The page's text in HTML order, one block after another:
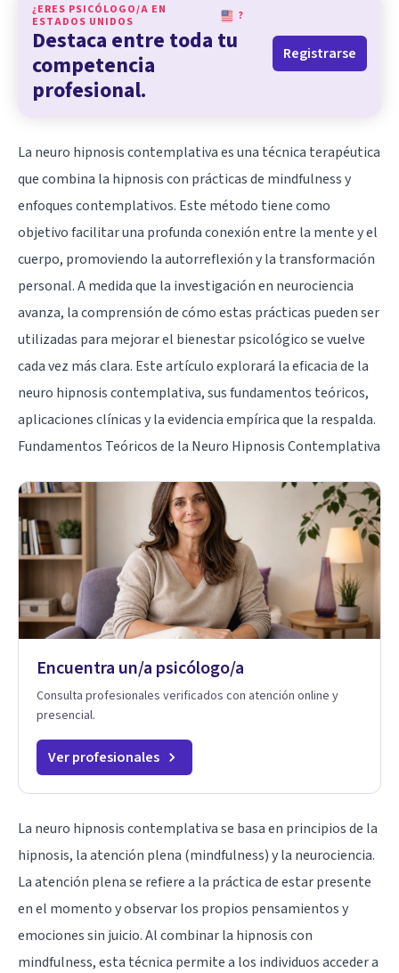
¿ERES PSICÓLOGO/A EN
ESTADOS UNIDOS
?
Destaca entre toda tu
competencia
profesional.
Registrarse
La neuro hipnosis contemplativa es una técnica terapéutica
que combina la hipnosiscon prácticas de mindfulness y
enfoques contemplativos. Este método tiene como
objetivo facilitar una profunda conexión entre la mente y el
cuerpo, promoviendo la autorreflexión y la transformación
personal. A medida que la investigación en neurociencia
avanza, la comprensión de cómo estas prácticas pueden ser
utilizadas para mejorar el bienestar psicológico se vuelve
cada vez más clara. Este artículo explorará la eficacia de la
neuro hipnosis contemplativa, sus fundamentos teóricos,
aplicaciones clínicas y la evidencia empírica que la respalda.
Fundamentos Teóricos de la Neuro Hipnosis Contemplativa
Encuentra un/a psicólogo/a
Consulta profesionales verificados con atención online y
presencial.
Ver profesionales
La neuro hipnosis contemplativa se basa en principios de la
hipnosis, la atención plena (mindfulness) y la neurociencia.
La atención plena se refiere a la práctica de estar presente
en el momento y observar los propios pensamientos y
emociones sin juicio. Al combinar la hipnosis con
mindfulness, esta técnica permite a los individuos acceder a